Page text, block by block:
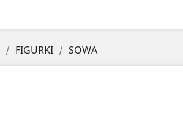
FIGURKI SOWA